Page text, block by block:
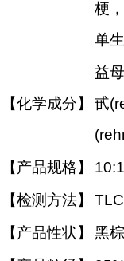
梗
单
【化学成分】
益
甙
【产品规格】
10:1
【检测方法】
TLC
【产品性状】
黑